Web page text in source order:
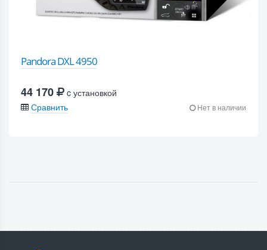
Pandora DXL 4950
44 170
c установкой
Сравнить
Нет в наличии